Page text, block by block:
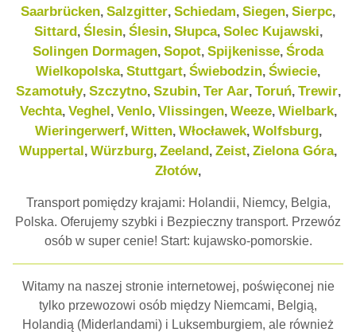
Saarbrücken, Salzgitter, Schiedam, Siegen, Sierpc,
Sittard, Ślesin, Ślesin, Słupca, Solec Kujawski,
Solingen Dormagen, Sopot, Spijkenisse, Środa
Wielkopolska, Stuttgart, Świebodzin, Świecie,
Szamotuły, Szczytno, Szubin, Ter Aar, Toruń, Trewir,
Vechta, Veghel, Venlo, Vlissingen, Weeze, Wielbark,
Wieringerwerf, Witten, Włocławek, Wolfsburg,
Wuppertal, Würzburg, Zeeland, Zeist, Zielona Góra,
Złotów,
Transport pomiędzy krajami: Holandii, Niemcy, Belgia,
Polska. Oferujemy szybki i Bezpieczny transport. Przewóz
osób w super cenie! Start: kujawsko-pomorskie.
Witamy na naszej stronie internetowej, poświęconej nie
tylko przewozowi osób między Niemcami, Belgią,
Holandią (Miderlandami) i Luksemburgiem, ale również